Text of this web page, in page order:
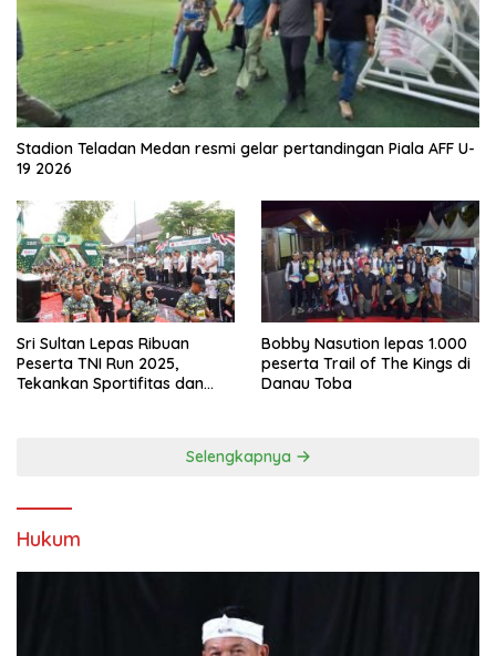
Stadion Teladan Medan resmi gelar pertandingan Piala AFF U-
19 2026
Sri Sultan Lepas Ribuan
Peserta TNI Run 2025,
Tekankan Sportifitas dan
Bobby Nasution lepas 1.000
peserta Trail of The Kings di
Danau Toba
Selengkapnya
Hukum